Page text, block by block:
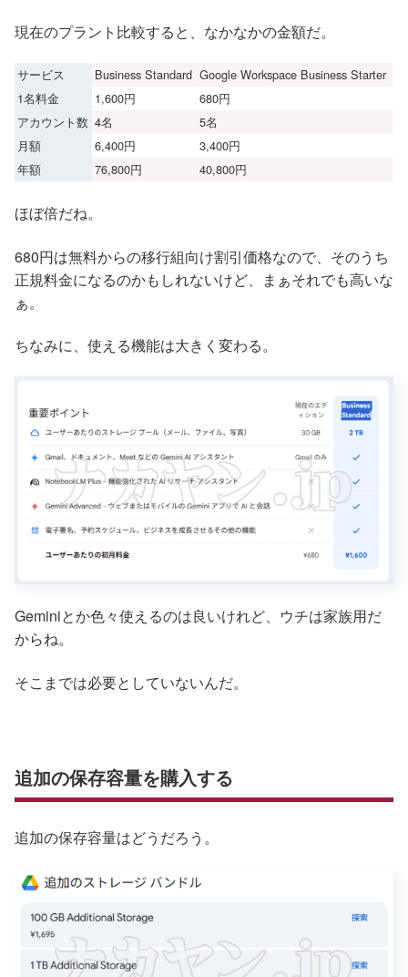
現在のプラント比較すると、なかなかの金額だ。
サービス Business Standard Google Workspace Business Starter
1名料金
1,600円
680円
アカウント数 4名
5名
月額
6,400円
3,400円
年額
76,800円 40,800円
ほぼ倍だね。
680円は無料からの移行組向け割引価格なので、そのうち
正規料金になるのかもしれないけど、まぁそれでも高いな
ぁ。
ちなみに、使える機能は大きく変わる。
Geminiとか色々使えるのは良いけれど、ウチは家族用だ
からね。
そこまでは必要としていないんだ。
追加の保存容量を購入する
追加の保存容量はどうだろう。